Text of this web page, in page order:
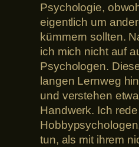
Psychologie,
eigentlich um
kümmern sollten.
ich mich nicht auf
Psychologen.
langen Lernweg
und verstehen
Handwerk. Ich
tun, als mit ihrem